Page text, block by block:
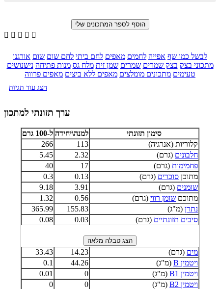
    
לבשל כמו שף אפייה לחמים מאפים לחם ביתי לחם שום שום אורגנו
מתכוני בצק בצק שמרים שמרים שמן זית מלח גס מנות פתיחה נישנושים
טעימים מתכונים מומלצים מאפים ללא ביצים מאפים פרווה
הצג עוד תגיות
ערך תזונתי למתכון
סימון תזונתי למנה\יחידה ל-100 גרם
קלוריות (אנרגיה)
113
266
חלבונים (גרם) 2.32
5.45
פחמימות (גרם) 17
40
מתוכן סוכרים (גרם) 0.13
0.3
שומנים (גרם) 3.91
9.18
מתוכם שומן רווי (גרם) 0.56
1.32
נתרן (מ"ג) 155.83
365.99
סיבים תזונתיים (גרם) 0.03
0.08
מים (גרם) 14.23
33.43
ויטמין B
(מ"ג) 44.26
0.1
ויטמין B1
(מ"ג) 0
0.01
ויטמין B2
(מ"ג) 0
0